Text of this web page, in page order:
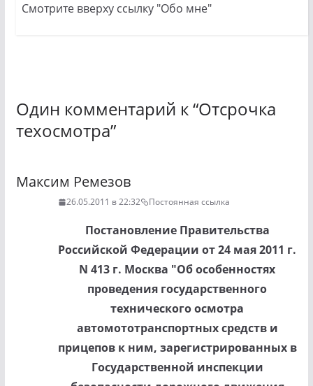
Смотрите вверху ссылку "Обо мне"
Один комментарий к “Отсрочка
техосмотра”
Максим Ремезов
26.05.2011 в 22:32 Постоянная ссылка
Постановление Правительства
Российской Федерации от 24 мая 2011 г.
N 413 г. Москва "Об особенностях
проведения государственного
технического осмотра
автомототранспортных средств и
прицепов к ним, зарегистрированных в
Государственной инспекции